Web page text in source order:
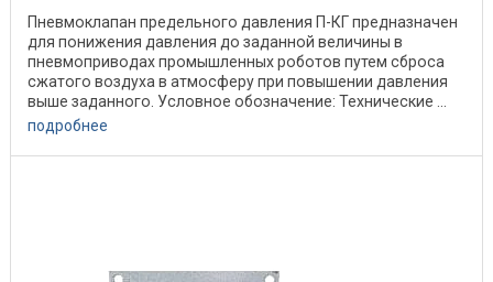
Пневмоклапан предельного давления П-КГ предназначен
для понижения давления до заданной величины в
пневмоприводах промышленных роботов путем сброса
сжатого воздуха в атмосферу при повышении давления
выше заданного. Условное обозначение: Технические ...
подробнее